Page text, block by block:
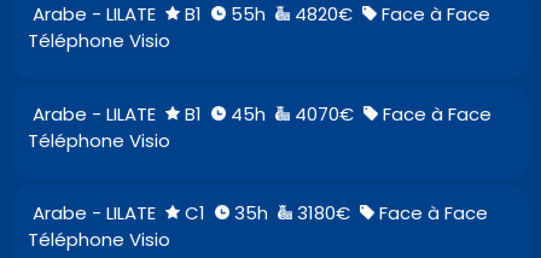
Arabe - LILATE B1 55h 4820€
Face à Face
Téléphone Visio
Arabe - LILATE B1 45h 4070€
Face à Face
Téléphone Visio
Arabe - LILATE C1 35h 3180€
Face à Face
Téléphone Visio